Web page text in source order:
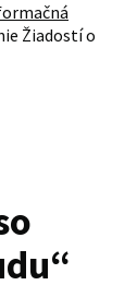
Žiadostí o